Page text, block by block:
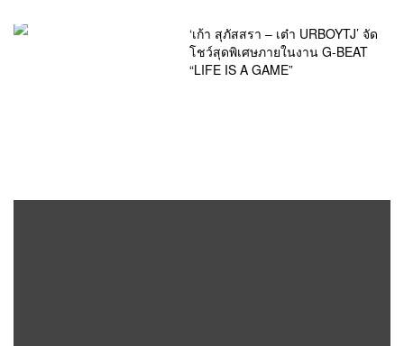
‘เก้า สุภัสสรา – เต๋า URBOYTJ’ จัด
โชว์สุดพิเศษภายในงาน G-BEAT
“LIFE IS A GAME”